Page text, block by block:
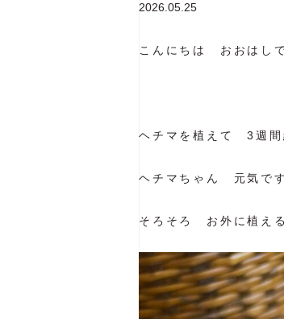
2026.05.25
こんにちは おおはし
ヘチマを植えて 3週間
ヘチマちゃん 元気で
そろそろ お外に植え